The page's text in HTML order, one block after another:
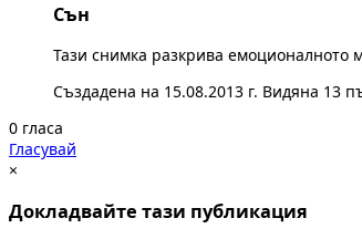
Сън
Тази снимка разкрива емоционалното
Създадена на 15.08.2013 г. Видяна 13
0 гласа
Гласувай
×
Докладвайте тази публикация